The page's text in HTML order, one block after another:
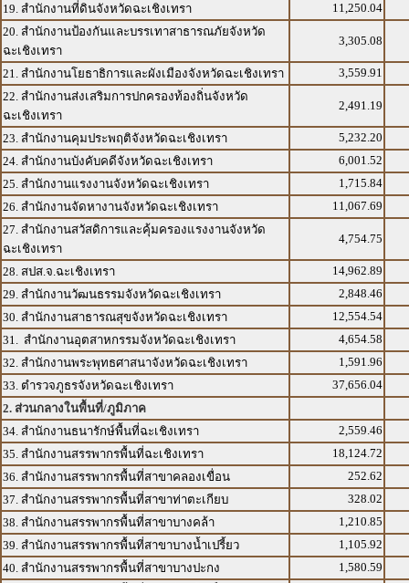
19. สำนักงานที่ดินจังหวัดฉะเชิงเทรา
11,250.04
20. สำนักงานป้องกันและบรรเทาสาธารณภัยจังหวัด
ฉะเชิงเทรา
3,305.08
21. สำนักงานโยธาธิการและผังเมืองจังหวัดฉะเชิงเทรา
3,559.91
22. สำนักงานส่งเสริมการปกครองท้องถิ่นจังหวัด
ฉะเชิงเทรา
2,491.19
23. สำนักงานคุมประพฤติจังหวัดฉะเชิงเทรา
5,232.20
24. สำนักงานบังคับคดีจังหวัดฉะเชิงเทรา
6,001.52
25. สำนักงานแรงงานจังหวัดฉะเชิงเทรา
1,715.84
26. สำนักงานจัดหางานจังหวัดฉะเชิงเทรา
11,067.69
27. สำนักงานสวัสดิการและคุ้มครองแรงงานจังหวัด
ฉะเชิงเทรา
4,754.75
28. สปส.จ.ฉะเชิงเทรา
14,962.89
29. สำนักงานวัฒนธรรมจังหวัดฉะเชิงเทรา
2,848.46
30. สำนักงานสาธารณสุขจังหวัดฉะเชิงเทรา
12,554.54
31. สำนักงานอุตสาหกรรมจังหวัดฉะเชิงเทรา
4,654.58
32. สำนักงานพระพุทธศาสนาจังหวัดฉะเชิงเทรา
1,591.96
33. ตำรวจภูธรจังหวัดฉะเชิงเทรา
37,656.04
2. ส่วนกลางในพื้นที่/ภูมิภาค
34. สำนักงานธนารักษ์พื้นที่ฉะเชิงเทรา
2,559.46
35. สำนักงานสรรพากรพื้นที่ฉะเชิงเทรา
18,124.72
36. สำนักงานสรรพากรพื้นที่สาขาคลองเขื่อน
252.62
37. สำนักงานสรรพากรพื้นที่สาขาท่าตะเกียบ
328.02
38. สำนักงานสรรพากรพื้นที่สาขาบางคล้า
1,210.85
39. สำนักงานสรรพากรพื้นที่สาขาบางน้ำเปรี้ยว
1,105.92
40. สำนักงานสรรพากรพื้นที่สาขาบางปะกง
1,580.59